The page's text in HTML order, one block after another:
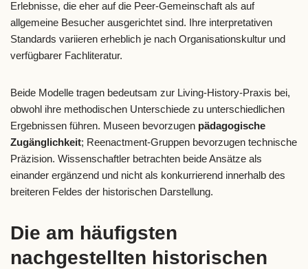
Erlebnisse, die eher auf die Peer-Gemeinschaft als auf
allgemeine Besucher ausgerichtet sind. Ihre interpretativen
Standards variieren erheblich je nach Organisationskultur und
verfügbarer Fachliteratur.
Beide Modelle tragen bedeutsam zur Living-History-Praxis bei,
obwohl ihre methodischen Unterschiede zu unterschiedlichen
Ergebnissen führen. Museen bevorzugen pädagogische
Zugänglichkeit; Reenactment-Gruppen bevorzugen technische
Präzision. Wissenschaftler betrachten beide Ansätze als
einander ergänzend und nicht als konkurrierend innerhalb des
breiteren Feldes der historischen Darstellung.
Die am häufigsten
nachgestellten historischen